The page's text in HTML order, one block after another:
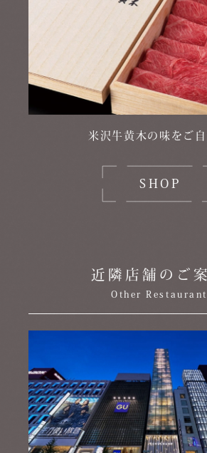
米沢牛黄木の味をご
SHOP
近隣店舗のご
Other Restaurant